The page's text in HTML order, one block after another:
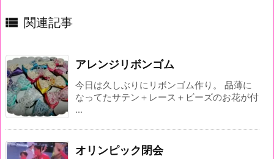
 関連記事
アレンジリボンゴム
今日は久しぶりにリボンゴム作り。 品薄に
なってたサテン＋レース＋ビーズのお花が付
...
オリンピック閉会